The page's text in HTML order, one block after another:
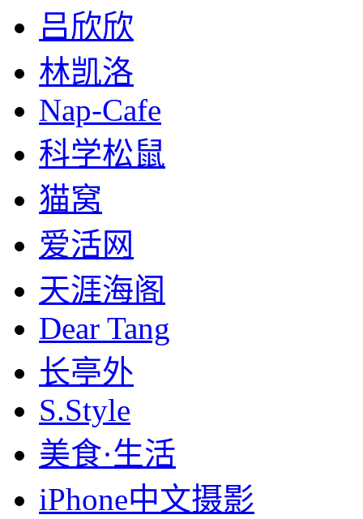
吕欣欣
林凯洛
Nap-Cafe
科学松鼠
猫窝
爱活网
天涯海阁
Dear Tang
长亭外
S.Style
美食·生活
iPhone中文摄影